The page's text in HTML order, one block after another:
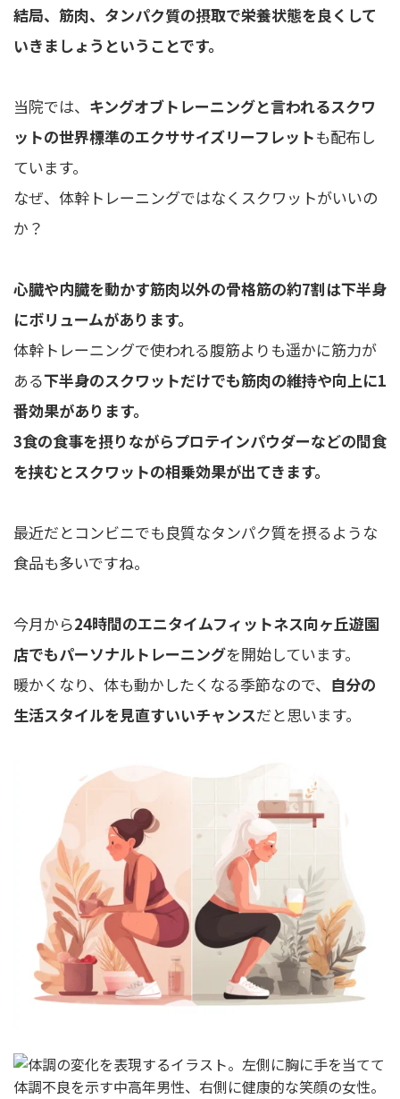
結局、筋肉、タンパク質の摂取で栄養状態を良くして
いきましょうということです。
当院では、 キングオブトレーニングと言われるスクワ
ットの世界標準のエクササイズリーフレットも配布し
ています。
なぜ、体幹トレーニングではなくスクワットがいいの
か？
心臓や内臓を動かす筋肉以外の骨格筋の約7割は下半身
にボリュームがあります。
体幹トレーニングで使われる腹筋よりも遥かに筋力が
ある下半身のスクワットだけでも筋肉の維持や向上に1
番効果があります。
3食の食事を摂りながらプロテインパウダーなどの間食
を挟むとスクワットの相乗効果が出てきます。
最近だとコンビニでも良質なタンパク質を摂るような
食品も多いですね。
今月から24時間のエニタイムフィットネス向ヶ丘遊園
店でもパーソナルトレーニングを開始しています。
暖かくなり、体も動かしたくなる季節なので、 自分の
生活スタイルを見直すいいチャンスだと思います。